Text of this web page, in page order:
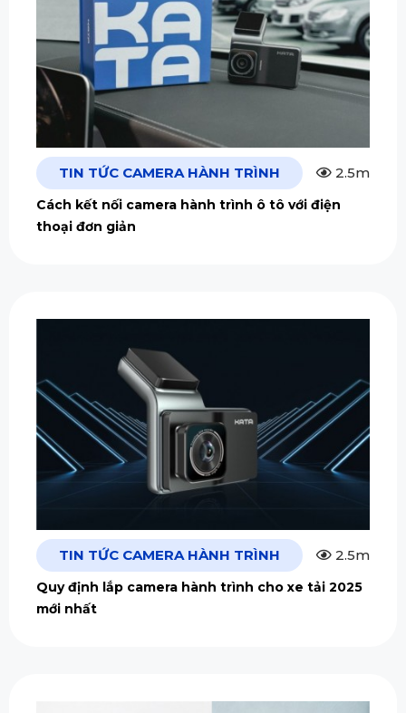
TIN TỨC CAMERA HÀNH TRÌNH 2.5m
Cách kết nối camera hành trình ô tô với điện
thoại đơn giản
TIN TỨC CAMERA HÀNH TRÌNH 2.5m
Quy định lắp camera hành trình cho xe tải 2025
mới nhất